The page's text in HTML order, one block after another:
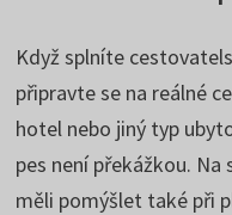
Když splníte
připravte se na reálné
hotel nebo jiný typ
pes není překážkou.
měli pomýšlet také při